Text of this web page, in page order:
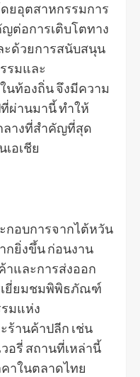
ดยอุตสาหกรรมการ
ต่อการเติบโตทาง
ะด้วยการสนับสนุน
รมและ
นท้องถิ่น จึงมีความ
ผ่านมานี้ ทำให้
ลางที่สำคัญที่สุด
อเชีย
กอบการจากไต้หวัน
กยิ่งขึ้น ก่อนงาน
าและการส่งออก
เยี่ยมชมพิพิธภัณฑ์
มแห่ง
ร้านค้าปลีก เช่น
อรี่ สถานที่เหล่านี้
าในตลาดไทย